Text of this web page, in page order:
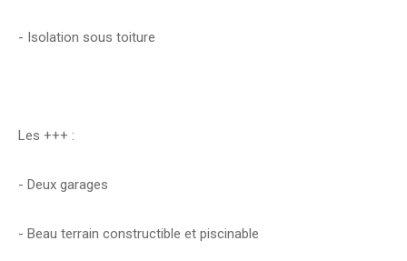
- Isolation sous toiture
Les +++ :
- Deux garages
- Beau terrain constructible et piscinable